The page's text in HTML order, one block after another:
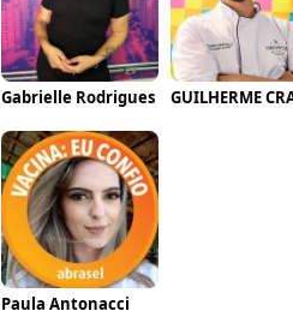
Gabrielle Rodrigues
Paula Antonacci